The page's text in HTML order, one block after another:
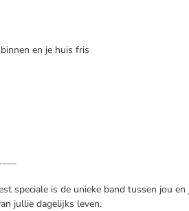
en je huis fris
speciale is de unieke band tussen jou en
jullie dagelijks leven.